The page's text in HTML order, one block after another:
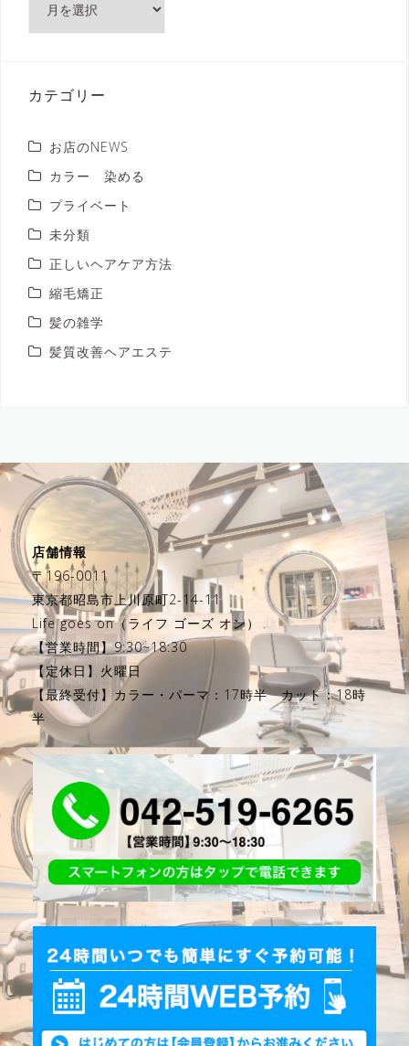
ブ
カテゴリー
お店のNEWS
カラー 染める
プライベート
未分類
正しいヘアケア方法
縮毛矯正
髪の雑学
髪質改善ヘアエステ
店舗情報
〒196-0011
東京都昭島市上川原町2-14-11
Life goes on（ライフ ゴーズ オン）
【営業時間】9:30~18:30
【定休日】火曜日
【最終受付】カラー・パーマ：17時半 カット：18時
半